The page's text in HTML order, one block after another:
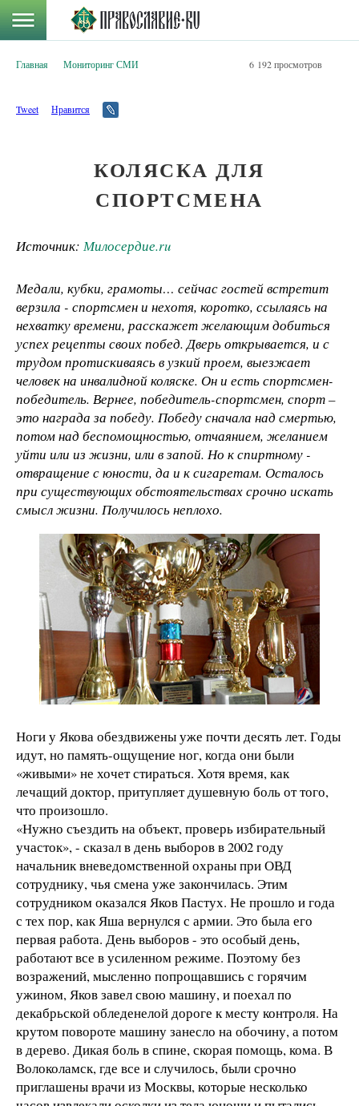
Главная Мониторинг СМИ 6 192 просмотров
Tweet Нравится
КОЛЯСКА ДЛЯ
СПОРТСМЕНА
Источник: Милосердие.ru
Медали, кубки, грамоты… сейчас гостей встретит
верзила - спортсмен и нехотя, коротко, ссылаясь на
нехватку времени, расскажет желающим добиться
успех рецепты своих побед. Дверь открывается, и с
трудом протискиваясь в узкий проем, выезжает
человек на инвалидной коляске. Он и есть спортсмен-
победитель. Вернее, победитель-спортсмен, спорт –
это награда за победу. Победу сначала над смертью,
потом над беспомощностью, отчаянием, желанием
уйти или из жизни, или в запой. Но к спиртному -
отвращение с юности, да и к сигаретам. Осталось
при существующих обстоятельствах срочно искать
смысл жизни. Получилось неплохо.
Ноги у Якова обездвижены уже почти десять лет. Годы
идут, но память-ощущение ног, когда они были
«живыми» не хочет стираться. Хотя время, как
лечащий доктор, притупляет душевную боль от того,
что произошло.
«Нужно съездить на объект, проверь избирательный
участок», - сказал в день выборов в 2002 году
начальник вневедомственной охраны при ОВД
сотруднику, чья смена уже закончилась. Этим
сотрудником оказался Яков Пастух. Не прошло и года
с тех пор, как Яша вернулся с армии. Это была его
первая работа. День выборов - это особый день,
работают все в усиленном режиме. Поэтому без
возражений, мысленно попрощавшись с горячим
ужином, Яков завел свою машину, и поехал по
декабрьской обледенелой дороге к месту контроля. На
крутом повороте машину занесло на обочину, а потом
в дерево. Дикая боль в спине, скорая помощь, кома. В
Волоколамск, где все и случилось, были срочно
приглашены врачи из Москвы, которые несколько